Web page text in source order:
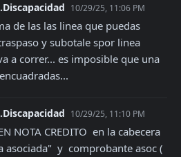
10/29/25, 11:06 PM
de las las linea que puedas
y subotale spor linea
a correr... es imposible que una
10/29/25, 11:10 PM
NOTA CREDITO  en la cabecera
asociada"  y  comprobante asoc (